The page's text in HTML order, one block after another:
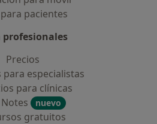
pacientes
profesionales
Precios
para especialistas
para clínicas
nuevo
gratuitos